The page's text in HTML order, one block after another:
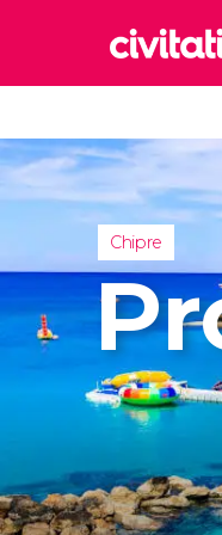
Chipre